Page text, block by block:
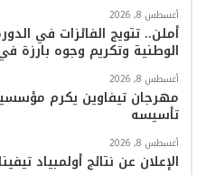
ك
ب
أغسطس 8, 2026
الوطنية وتكريم وجوه بارزة
أغسطس 8, 2026
تأسيسه
أغسطس 8, 2026
الإعلان عن نتائج أولمبياد